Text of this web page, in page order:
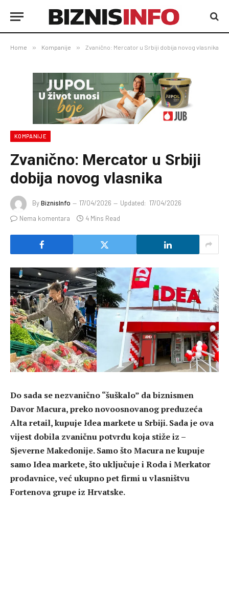
Home » Kompanije » Zvanično: Mercator u Srbiji dobija novog vlasnika
KOMPANIJE
Zvanično: Mercator u Srbiji
dobija novog vlasnika
ByBiznisInfo 17/04/2026 Updated: 17/04/2026
Nema komentara
4 Mins Read
Do sada se nezvanično “šuškalo” da biznismen
Davor Macura, preko novoosnovanog preduzeća
Alta retail, kupuje Idea markete u Srbiji. Sada je ova
vijest dobila zvaničnu potvrdu koja stiže iz –
Sjeverne Makedonije. Samo što Macura ne kupuje
samo Idea markete, što uključuje i Roda i Merkator
prodavnice, već ukupno pet firmi u vlasništvu
Fortenova grupe iz Hrvatske.